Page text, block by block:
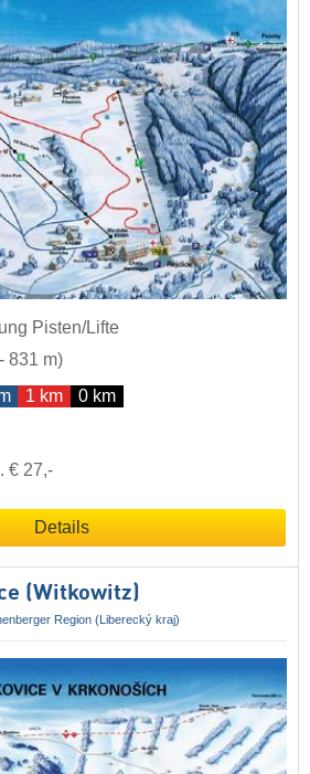
Pisten/Lifte
- 831 m)
1 km 0 km
€ 27,-
Details
(Witkowitz)
Region (Liberecký kraj)